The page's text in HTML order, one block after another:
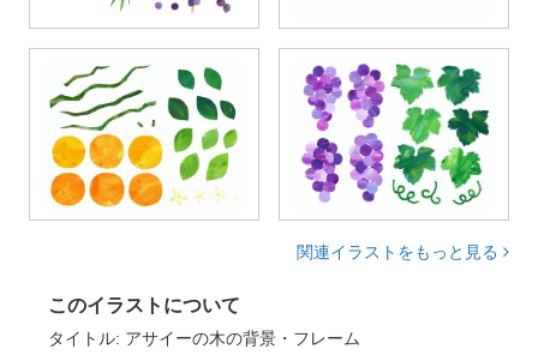
関連イラストをもっと見る
このイラストについて
タイトル: アサイーの木の背景・フレーム